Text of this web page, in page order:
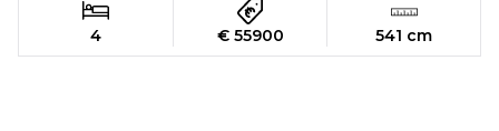
4 € 55900 541 cm